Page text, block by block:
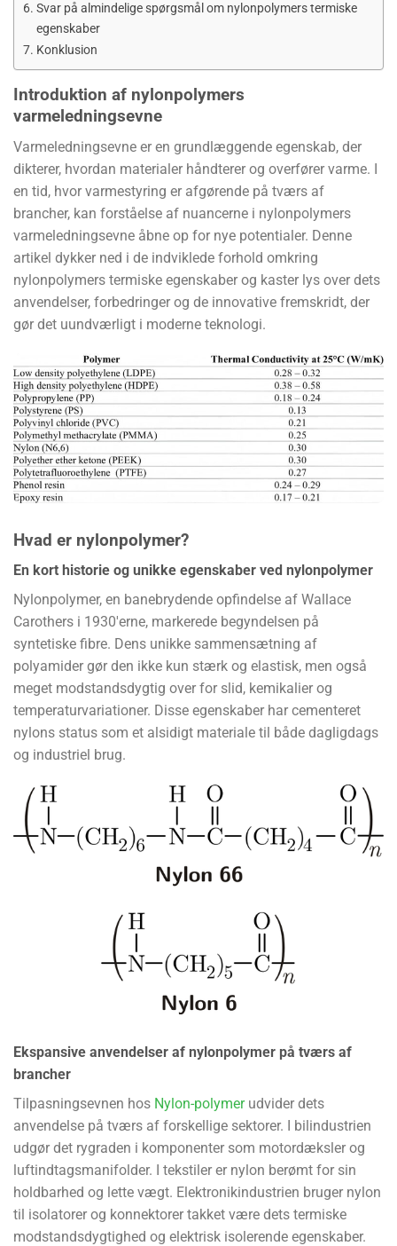
Svar på almindelige spørgsmål om nylonpolymers termiske
egenskaber
Konklusion
Introduktion af nylonpolymers
varmeledningsevne
Varmeledningsevne er en grundlæggende egenskab, der
dikterer, hvordan materialer håndterer og overfører varme. I
en tid, hvor varmestyring er afgørende på tværs af
brancher, kan forståelse af nuancerne i nylonpolymers
varmeledningsevne åbne op for nye potentialer. Denne
artikel dykker ned i de indviklede forhold omkring
nylonpolymers termiske egenskaber og kaster lys over dets
anvendelser, forbedringer og de innovative fremskridt, der
gør det uundværligt i moderne teknologi.
Hvad er nylonpolymer?
En kort historie og unikke egenskaber ved nylonpolymer
Nylonpolymer, en banebrydende opfindelse af Wallace
Carothers i 1930'erne, markerede begyndelsen på
syntetiske fibre. Dens unikke sammensætning af
polyamider gør den ikke kun stærk og elastisk, men også
meget modstandsdygtig over for slid, kemikalier og
temperaturvariationer. Disse egenskaber har cementeret
nylons status som et alsidigt materiale til både dagligdags
og industriel brug.
Ekspansive anvendelser af nylonpolymer på tværs af
brancher
Tilpasningsevnen hos Nylon-polymerudvider dets
anvendelse på tværs af forskellige sektorer. I bilindustrien
udgør det rygraden i komponenter som motordæksler og
luftindtagsmanifolder. I tekstiler er nylon berømt for sin
holdbarhed og lette vægt. Elektronikindustrien bruger nylon
til isolatorer og konnektorer takket være dets termiske
modstandsdygtighed og elektrisk isolerende egenskaber.